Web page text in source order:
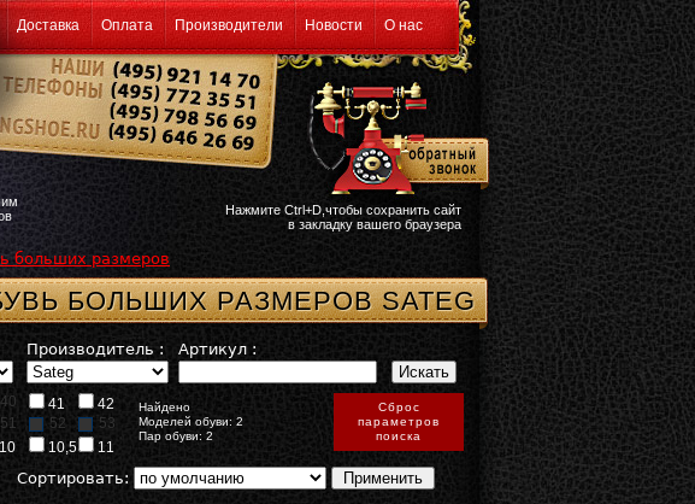
Доставка Оплата Производители Новости О нас
Нажмите Ctrl+D,чтобы сохранить сайт
в закладку вашего браузера
больших размеров
БОЛЬШИХ РАЗМЕРОВ SATEG
Производитель : Артикул :
40 41
42
51 52
53
10 10,5 11
Найдено
Моделей обуви: 2
Пар обуви: 2
Сброс
параметров
поиска
Сортировать: